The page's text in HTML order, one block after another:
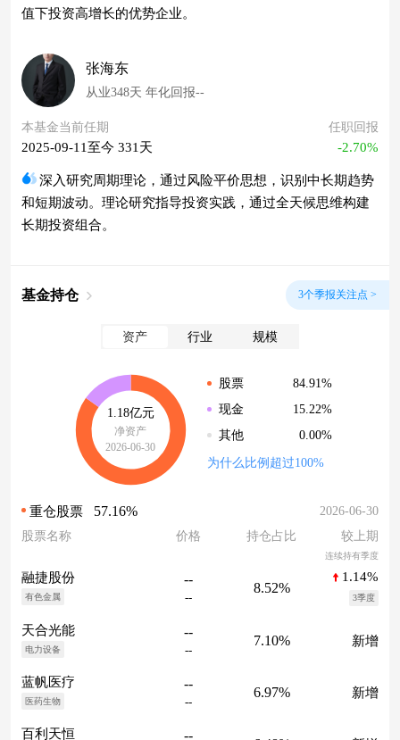
值下投资高增长的优势企业。
张海东
从业348天 年化回报--
本基金当前任期
2025-09-11至今 331天
任职回报
-2.70%
深入研究周期理论，通过风险平价思想，识别中长期趋势
和短期波动。理论研究指导投资实践，通过全天候思维构建
长期投资组合。
基金持仓 3个季报关注点 >
资产 行业 规模
1.18亿元
净资产
2026-06-30
股票
84.91%
现金
15.22%
其他
0.00%
为什么比例超过100%
重仓股票 57.16%
2026-06-30
股票名称
价格 持仓占比 较上期
连续持有季度
融捷股份
有色金属
--
--
8.52%
1.14%
3季度
天合光能
电力设备
--
--
7.10% 新增
蓝帆医疗
医药生物
--
--
6.97% 新增
百利天恒 --